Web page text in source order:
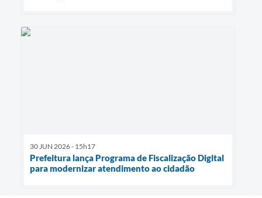
30 JUN 2026 - 15h17
Prefeitura lança Programa de Fiscalização Digital
para modernizar atendimento ao cidadão